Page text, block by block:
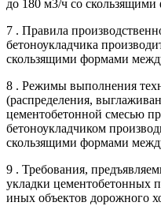
до 180 м3/ч со
7 . Правила
бетоноукладчика
скользящими формами
8 . Режимы выполнения
(распределения,
цементобетонной смесью
бетоноукладчиком
скользящими формами
9 . Требования,
укладки цементобетонных
иных объектов дорожного